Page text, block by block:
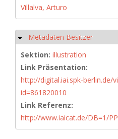
Villalva, Arturo
Hide
Metadaten Besitzer
Sektion: illustration
Link Präsentation:
http://digital.iai.spk-berlin.de/
id=861820010
Link Referenz:
http://www.iaicat.de/DB=1/